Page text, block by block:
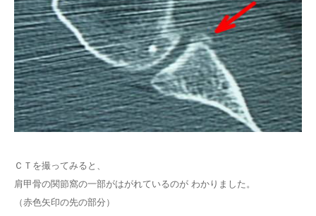
ＣＴを撮ってみると、
肩甲骨の関節窩の一部がはがれているのが わかりました。
（赤色矢印の先の部分）